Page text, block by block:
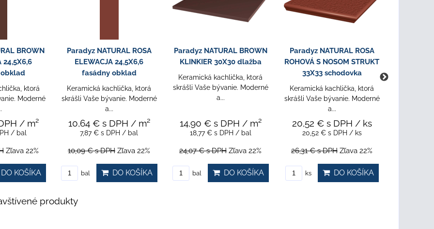
BROWN
24,5X6,6
ktorá
Moderné
/ m²
/ bal
Zľava 22%
KOŠÍKA
Paradyz NATURAL ROSA
ELEWACJA 24,5X6,6
fasádny obklad
Keramická kachlička, ktorá
skrášli Vaše bývanie. Moderné
a...
10,64 € s DPH / m²
7,87 € s DPH / bal
10,09 €s DPH Zľava 22%
bal DO KOŠÍKA
Paradyz NATURAL BROWN
KLINKIER 30X30 dlažba
Keramická kachlička, ktorá
skrášli Vaše bývanie. Moderné
a...
14,90 € s DPH / m²
18,77 € s DPH / bal
24,07 €s DPH Zľava 22%
bal DO KOŠÍKA
Paradyz NATURAL ROSA
ROHOVÁ S NOSOM STRUKT
33X33 schodovka
Keramická kachlička, ktorá
skrášli Vaše bývanie. Moderné
a...
20,52 € s DPH / ks
20,52 € s DPH / ks
26,31 €s DPH Zľava 22%
ks DO KOŠÍKA
produkty